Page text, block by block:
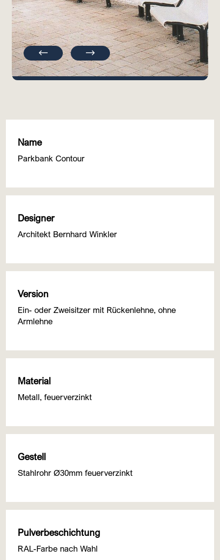
Previous Next
Name
Parkbank Contour
Designer
Architekt Bernhard Winkler
Version
Ein- oder Zweisitzer mit Rückenlehne, ohne
Armlehne
Material
Metall, feuerverzinkt
Gestell
Stahlrohr Ø30mm feuerverzinkt
Pulverbeschichtung
RAL-Farbe nach Wahl